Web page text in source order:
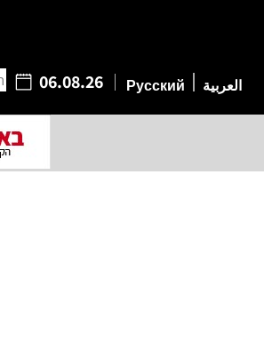
06.08.26 العربية Русский